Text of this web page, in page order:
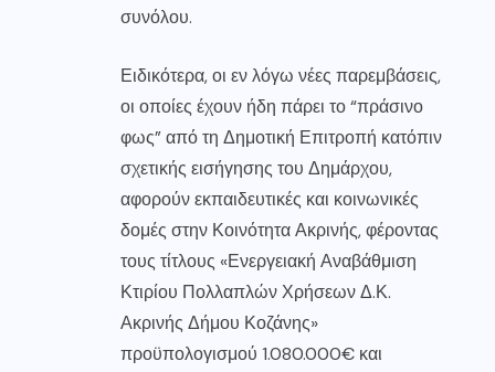
συνόλου.
Ειδικότερα, οι εν λόγω νέες παρεμβάσεις,
οι οποίες έχουν ήδη πάρει το “πράσινο
φως” από τη Δημοτική Επιτροπή κατόπιν
σχετικής εισήγησης του Δημάρχου,
αφορούν εκπαιδευτικές και κοινωνικές
δομές στην Κοινότητα Ακρινής, φέροντας
τους τίτλους «Ενεργειακή Αναβάθμιση
Κτιρίου Πολλαπλών Χρήσεων Δ.Κ.
Ακρινής Δήμου Κοζάνης»
προϋπολογισμού 1.080.000€ και